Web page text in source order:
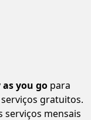
as you gopara
gratuitos.
serviços mensais